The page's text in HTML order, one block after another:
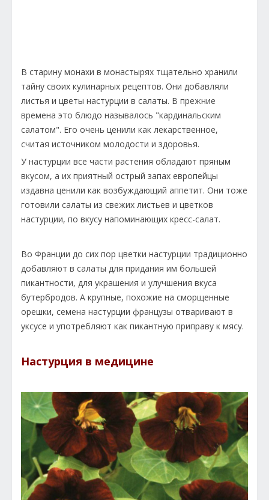
В старину монахи в монастырях тщательно хранили
тайну своих кулинарных рецептов. Они добавляли
листья и цветы настурции в салаты. В прежние
времена это блюдо называлось "кардинальским
салатом". Его очень ценили как лекарственное,
считая источником молодости и здоровья.
У настурции все части растения обладают пряным
вкусом, а их приятный острый запах европейцы
издавна ценили как возбуждающий аппетит. Они тоже
готовили салаты из свежих листьев и цветков
настурции, по вкусу напоминающих кресс-салат.
Во Франции до сих пор цветки настурции традиционно
добавляют в салаты для придания им большей
пикантности, для украшения и улучшения вкуса
бутербродов. А крупные, похожие на сморщенные
орешки, семена настурции французы отваривают в
уксусе и употребляют как пикантную приправу к мясу.
Настурция в медицине